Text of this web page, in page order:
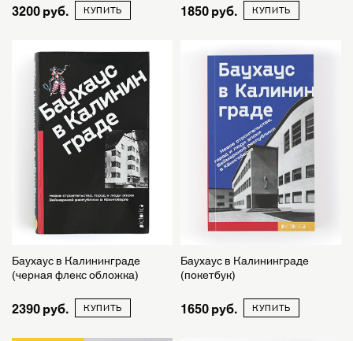
3200 КУПИТЬ 1850 КУПИТЬ
Баухаус в Калининграде
(черная флекс обложка)
2390 КУПИТЬ
Баухаус в Калининграде
(покетбук)
1650 КУПИТЬ